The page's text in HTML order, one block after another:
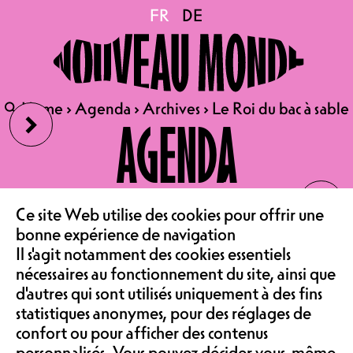
›
‹
FR DE
🔍Home ›Agenda ›Archives › Le Roi du bac à sable
AGENDA
LE CAFÉ
ASSOCIATION &
FR DE
🔍Home ›Agenda ›Archives › Le Roi du bac à sable
Le Roi du bac à sable
13.07.2024
LE ROI DU BAC À SABLE
GARE AU SOLEIL
ACTIVITÉ | À PARTIR DE 16:00 |
ENTRÉE LIBRE
Deviens LE Roi du bac à sable !
Enfile tes baskets, tes crocs ou tes
tongues et prépare-toi à courir !
L'Équipe Cycliste Céleste et le
Nouveau Monde t'invite à participer
au "Roi du bac à sable", une course
de folie pure!
Ce site Web utilise des cookies pour offrir une
bonne expérience de navigation
Il s'agit notamment des cookies essentiels
nécessaires au fonctionnement du site, ainsi que
d'autres qui sont utilisés uniquement à des fins
statistiques anonymes, pour des réglages de
confort ou pour afficher des contenus